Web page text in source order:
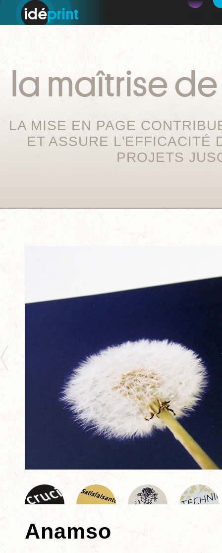
la maîtrise
LA MISE EN PAGE
ET ASSURE L'EFFICACITÉ
PROJETS
Anamso